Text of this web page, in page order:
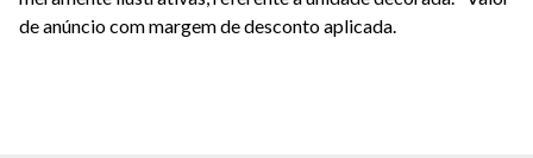
de anúncio com margem de desconto aplicada.